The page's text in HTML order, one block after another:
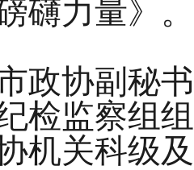
礴力量》。
协副秘书
检监察组
机关科级